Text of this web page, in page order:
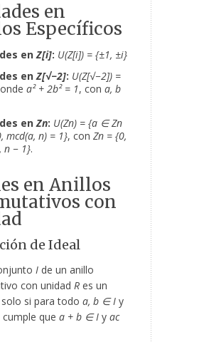
en
Específicos
enZ[i]: U(Z[i]) = {±1, ±i}
enZ[√−2]: U(Z[√−2]) =
a² + 2b² = 1, con a, b
enZn: U(Zn) = {a ∈ Zn
mcd(a, n) = 1}, con Zn = {0,
n − 1}.
en Anillos
con
de Ideal
I de un anillo
con unidad R es un
si para todo a, b ∈ I y
cumple que a + b ∈ I y ac